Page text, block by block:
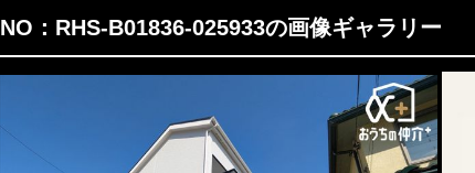
NO：RHS-B01836-025933の画像ギャラリー